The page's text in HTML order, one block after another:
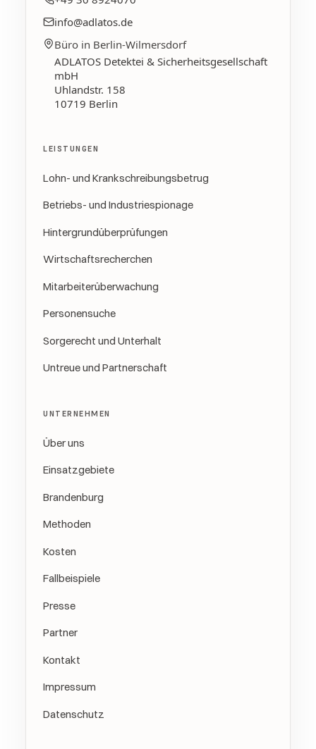
info@adlatos.de
Büro in Berlin-Wilmersdorf
ADLATOS Detektei & Sicherheitsgesellschaft
mbH
Uhlandstr. 158
10719 Berlin
LEISTUNGEN
Lohn- und Krankschreibungsbetrug
Betriebs- und Industriespionage
Hintergrundüberprüfungen
Wirtschaftsrecherchen
Mitarbeiterüberwachung
Personensuche
Sorgerecht und Unterhalt
Untreue und Partnerschaft
UNTERNEHMEN
Über uns
Einsatzgebiete
Brandenburg
Methoden
Kosten
Fallbeispiele
Presse
Partner
Kontakt
Impressum
Datenschutz